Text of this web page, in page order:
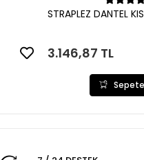
STRAPLEZ DANTEL
3.146,87 TL